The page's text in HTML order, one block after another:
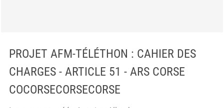
PROJET AFM-TÉLÉTHON : CAHIER DES
CHARGES - ARTICLE 51 - ARS CORSE
COCORSECORSECORSE